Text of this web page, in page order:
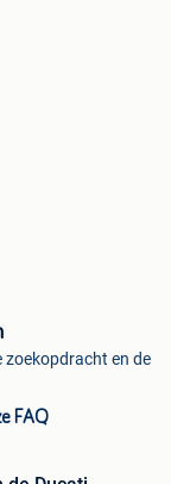
zoekopdracht en de
FAQ